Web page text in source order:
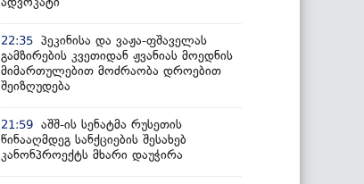
22:35 პეკინისა და ვაჟა-ფშაველას
გამზირების კვეთიდან ჟვანიას მოედნის
მიმართულებით მოძრაობა დროებით
შეიზღუდება
21:59 აშშ-ის სენატმა რუსეთის
წინააღმდეგ სანქციების შესახებ
კანონპროექტს მხარი დაუჭირა